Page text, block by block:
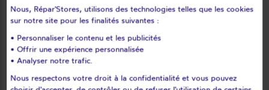
La chapelle-sur-chézy
La croix-sur-ourcq
La ferté-milon
La malmaison
La neuville-en-beine
La neuville-housset
Nous, Répar'Stores, utilisons des technologies telles que les cookies
sur notre site pour les finalités suivantes :
• Personnaliser le contenu et les publicités
• Offrir une expérience personnalisée
• Analyser notre trafic.
Nous respectons votre droit à la confidentialité et vous pouvez